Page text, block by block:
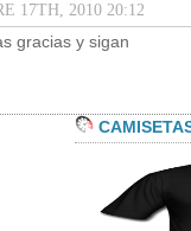
17TH, 2010 20:12
gracias y sigan